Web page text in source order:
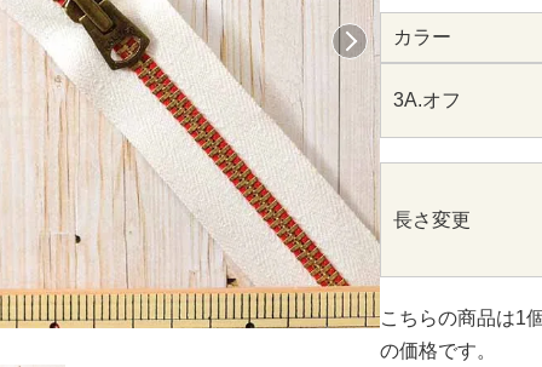
次へ
カラー
3A.オフ
長さ変更
こちらの商品は1
の価格です。